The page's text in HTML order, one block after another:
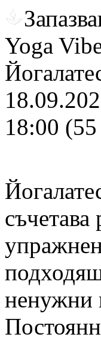
Yoga
18:00
ненужни